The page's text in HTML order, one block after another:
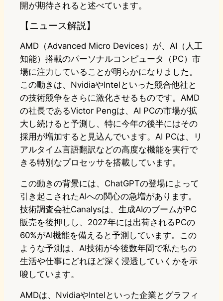
開が期待されると述べています。
【ニュース解説】
AMD（Advanced Micro Devices）が、AI（人工
知能）搭載のパーソナルコンピュータ（PC）市
場に注力していることが明らかになりました。
この動きは、NvidiaやIntelといった競合他社と
の技術競争をさらに激化させるものです。AMD
の社長であるVictor Pengは、AI PCの市場が拡
大し続けると予測し、特に今年の後半にはその
採用が増加すると見込んでいます。AI PCは、リ
アルタイム言語翻訳などの高度な機能を実行で
きる特別なプロセッサを搭載しています。
この動きの背景には、ChatGPTの登場によって
引き起こされたAIへの関心の急増があります。
技術調査会社Canalysは、生成AIのブームがPC
販売を後押しし、2027年には出荷されるPCの
60%がAI機能を備えると予測しています。この
ような予測は、AI技術が今後数年間で私たちの
生活や仕事にどれほど深く浸透していくかを示
唆しています。
AMDは、NvidiaやIntelといった企業とグラフィ